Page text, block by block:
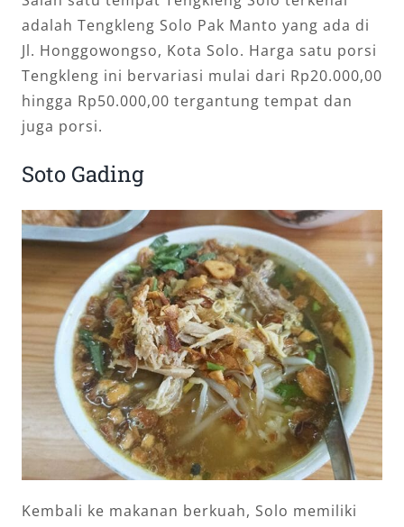
adalah Tengkleng Solo Pak Manto yang ada di
Jl. Honggowongso, Kota Solo. Harga satu porsi
Tengkleng ini bervariasi mulai dari Rp20.000,00
hingga Rp50.000,00 tergantung tempat dan
juga porsi.
Soto Gading
Kembali ke makanan berkuah, Solo memiliki